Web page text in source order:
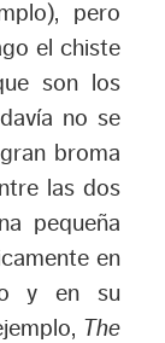
pero
el chiste
son los
no se
broma
las dos
pequeña
en
y en su
The